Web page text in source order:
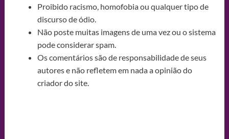
Proibido racismo, homofobia ou qualquer tipo de
discurso de ódio.
Não poste muitas imagens de uma vez ou o sistema
pode considerar spam.
Os comentários são de responsabilidade de seus
autores e não refletem em nada a opinião do
criador do site.